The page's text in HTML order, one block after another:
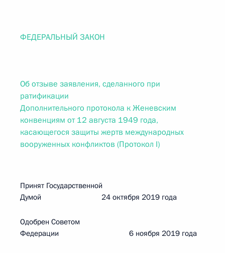
ФЕДЕРАЛЬНЫЙ ЗАКОН
Об отзыве заявления, сделанного при
ратификации
Дополнительного протокола к Женевским
конвенциям от 12 августа 1949 года,
касающегося защиты жертв международных
вооруженных конфликтов (Протокол I)
Принят Государственной
Думой 24 октября 2019 года
Одобрен Советом
Федерации 6 ноября 2019 года